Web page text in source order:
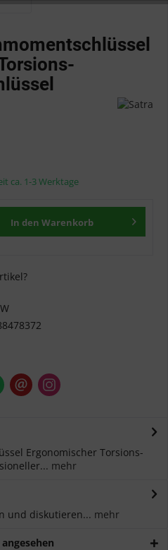
ca. 1-3 Werktage
In den Warenkorb
Ergonomischer Torsions-
mehr
und diskutieren... mehr